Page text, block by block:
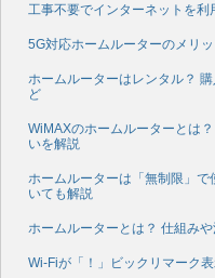
工事不要でインターネットを利
5G対応ホームルーターのメリ
ホームルーターはレンタル？
ど
WiMAXのホームルーターとは
いを解説
ホームルーターは「無制限」
いても解説
ホームルーターとは？ 仕組み
Wi-Fiが「！」ビックリマーク